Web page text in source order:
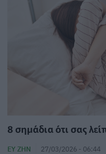
8 σημάδια ότι σας
ΕΥ ΖΗΝ 27/03/2026 - 06:44